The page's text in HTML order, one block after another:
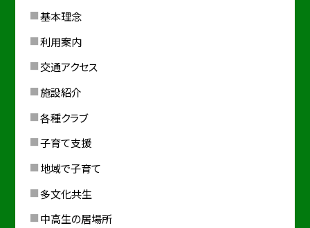
基本理念
利用案内
交通アクセス
施設紹介
各種クラブ
子育て支援
地域で子育て
多文化共生
中高生の居場所